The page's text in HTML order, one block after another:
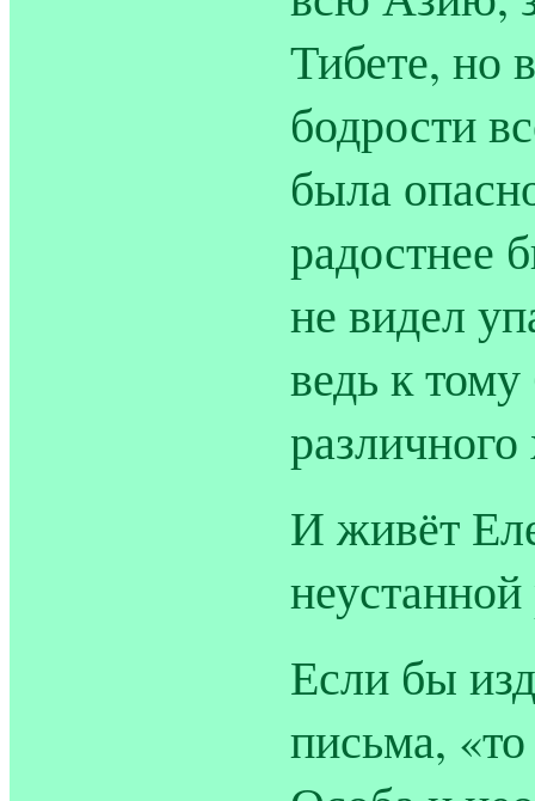
Тибете, но
бодрости
была
радостнее
не видел
ведь к
различного
И живёт
Если бы
письма,